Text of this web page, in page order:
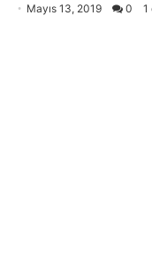
Mayıs 13, 2019 0 1